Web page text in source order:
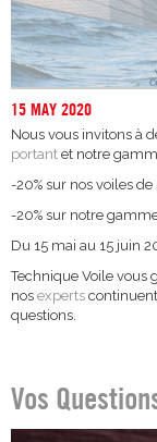
15 MAY 2020
Nous vous invitons à
portant et notre
-20% sur nos voiles
-20% sur notre
Du 15 mai au 15 juin
Technique Voile vous
nos experts
questions.
Vos